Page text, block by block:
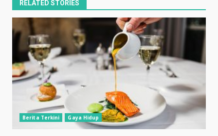
RELATED STORIES
Berita Terkini Gaya Hidup